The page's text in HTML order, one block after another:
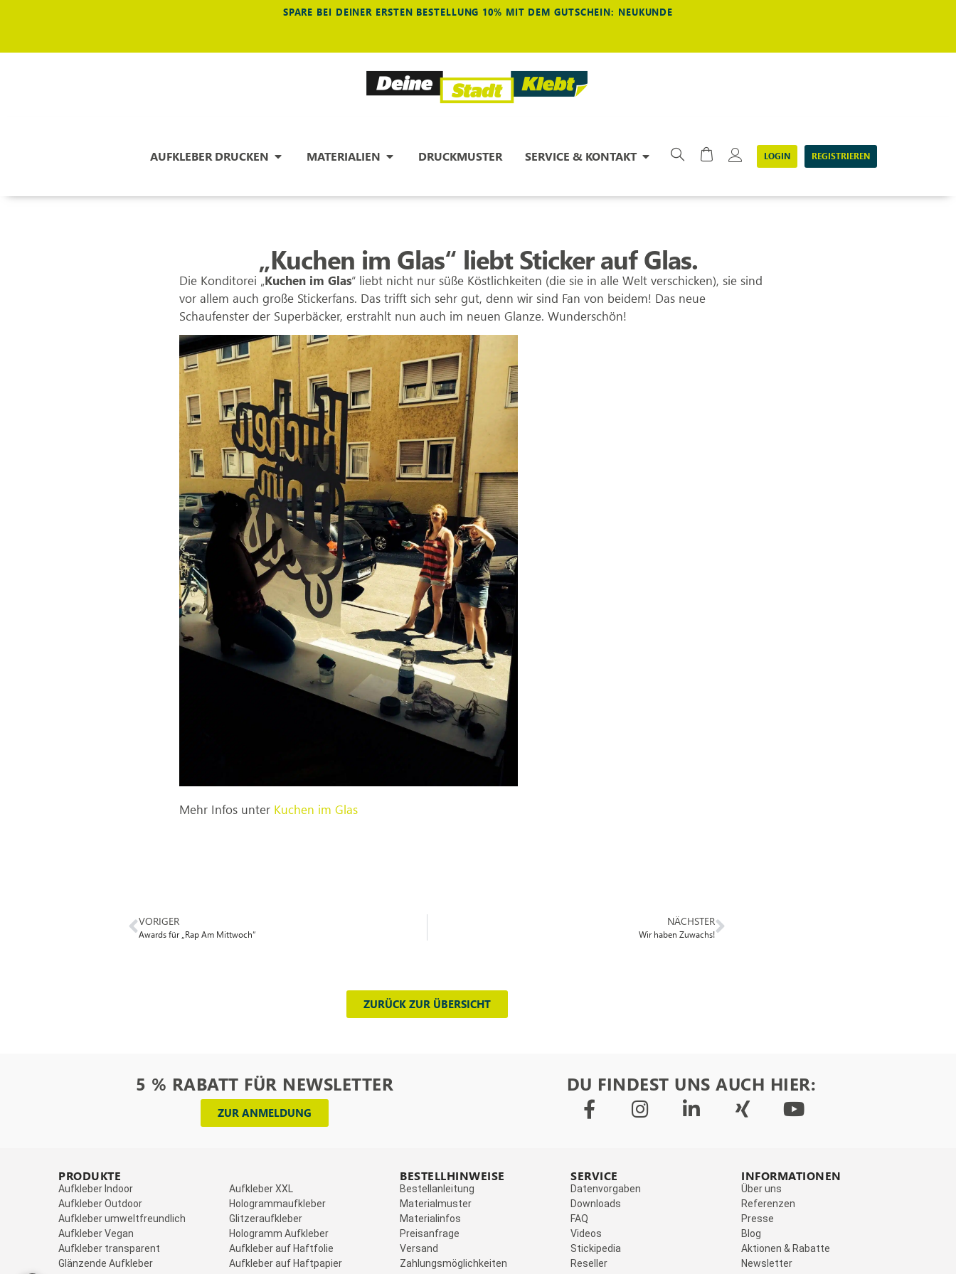
SPARE BEI DEINER ERSTEN BESTELLUNG 10% MIT DEM GUTSCHEIN: NEUKUNDE
AUFKLEBER DRUCKEN MATERIALIEN DRUCKMUSTER SERVICE & KONTAKT LOGIN REGISTRIEREN
„Kuchen im Glas“ liebt Sticker auf Glas.
Die Konditorei „Kuchen im Glas“ liebt nicht nur süße Köstlichkeiten (die sie in alle Welt verschicken), sie sind
vor allem auch große Stickerfans. Das trifft sich sehr gut, denn wir sind Fan von beidem! Das neue
Schaufenster der Superbäcker, erstrahlt nun auch im neuen Glanze. Wunderschön!
Mehr Infos unter Kuchen im Glas
VORIGER
Awards für „Rap Am Mittwoch“
NÄCHSTER
Wir haben Zuwachs!
ZURÜCK ZUR ÜBERSICHT
5 % RABATT FÜR NEWSLETTER
ZUR ANMELDUNG
DU FINDEST UNS AUCH HIER:
PRODUKTE
Aufkleber Indoor
Aufkleber Outdoor
Aufkleber umweltfreundlich
Aufkleber Vegan
Aufkleber transparent
Glänzende Aufkleber
Aufkleber XXL
Hologrammaufkleber
Glitzeraufkleber
Hologramm Aufkleber
Aufkleber auf Haftfolie
Aufkleber auf Haftpapier
BESTELLHINWEISE
Bestellanleitung
Materialmuster
Materialinfos
Preisanfrage
Versand
Zahlungsmöglichkeiten
SERVICE
Datenvorgaben
Downloads
FAQ
Videos
Stickipedia
Reseller
INFORMATIONEN
Über uns
Referenzen
Presse
Blog
Aktionen & Rabatte
Newsletter